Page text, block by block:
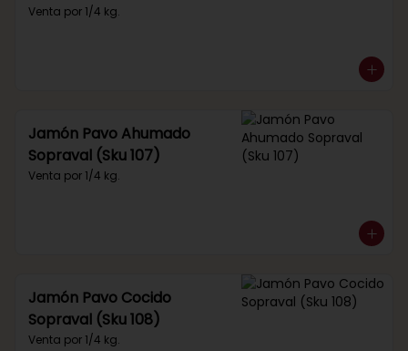
Venta por 1/4 kg.
Jamón Pavo Ahumado
Sopraval (Sku 107)
Venta por 1/4 kg.
Jamón Pavo Cocido
Sopraval (Sku 108)
Venta por 1/4 kg.